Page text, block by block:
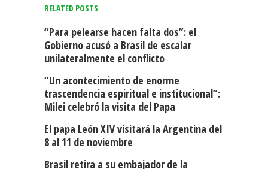
RELATED POSTS
“Para pelearse hacen falta dos”: el
Gobierno acusó a Brasil de escalar
unilateralmente el conflicto
“Un acontecimiento de enorme
trascendencia espiritual e institucional”:
Milei celebró la visita del Papa
El papa León XIV visitará la Argentina del
8 al 11 de noviembre
Brasil retira a su embajador de la